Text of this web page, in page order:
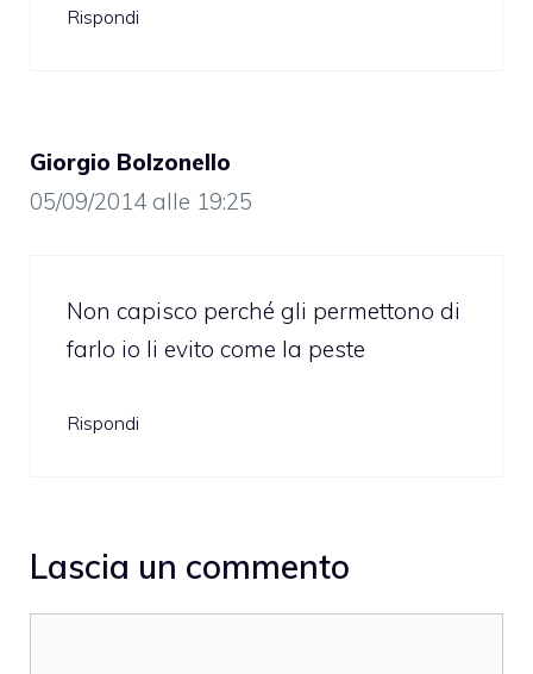
Rispondi
Giorgio Bolzonello
05/09/2014 alle 19:25
Non capisco perché gli permettono di
farlo io li evito come la peste
Rispondi
Lascia un commento